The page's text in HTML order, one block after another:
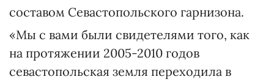
составом Севастопольского гарнизона.
«Мы с вами были свидетелями того, как
на протяжении 2005-2010 годов
севастопольская земля переходила в